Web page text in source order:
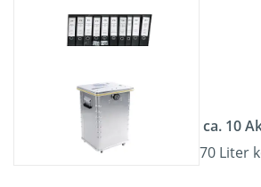
ca. 10
70 Liter